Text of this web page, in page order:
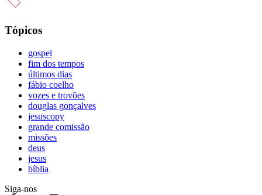
Tópicos
gospel
fim dos tempos
últimos dias
fábio coelho
vozes e trovões
douglas gonçalves
jesuscopy
grande comissão
missões
deus
jesus
bíblia
Siga-nos